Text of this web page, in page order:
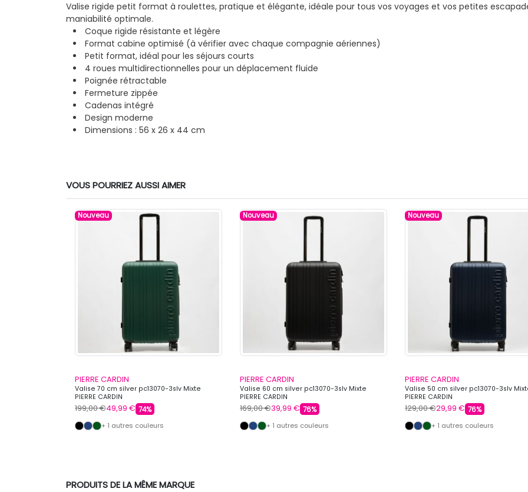
Valise rigide petit format à roulettes, pratique et élégante, idéale pour tous vos voyages et vos petites
maniabilité optimale.
Coque rigide résistante et légère
Format cabine optimisé (à vérifier avec chaque compagnie aériennes)
Petit format, idéal pour les séjours courts
4 roues multidirectionnelles pour un déplacement fluide
Poignée rétractable
Fermeture zippée
Cadenas intégré
Design moderne
Dimensions : 56 x 26 x 44 cm
VOUS POURRIEZ AUSSI AIMER
Nouveau
PIERRE CARDIN
Valise 70 cm silver pc13070-3slv Mixte
PIERRE CARDIN
199,00 €49,99 € 74%
+ 1 autres couleurs
Nouveau
PIERRE CARDIN
Valise 60 cm silver pc13070-3slv Mixte
PIERRE CARDIN
169,00 €39,99 € 76%
+ 1 autres couleurs
Nouveau
PIERRE CARDIN
Valise 50 cm silver pc13070-3slv
PIERRE CARDIN
129,00 €29,99 € 76%
+ 1 autres couleurs
PRODUITS DE LA MÊME MARQUE